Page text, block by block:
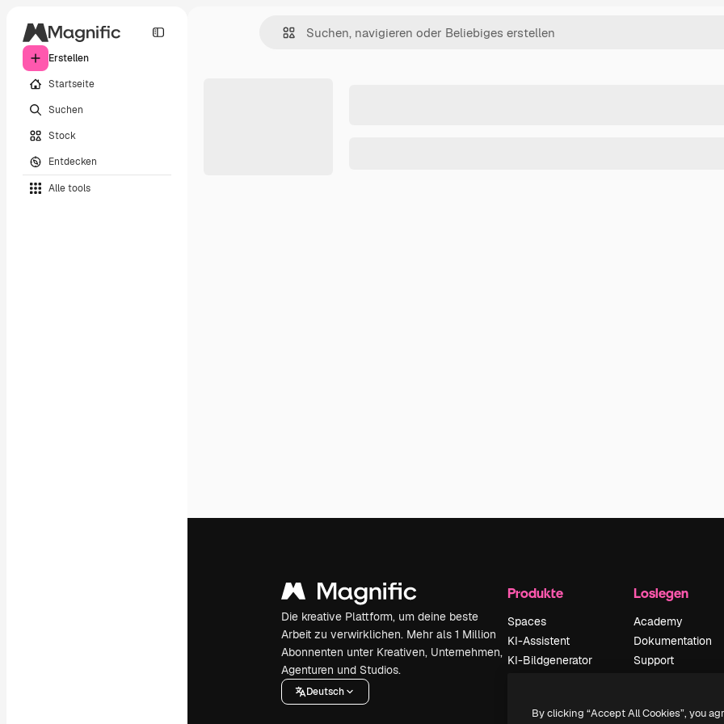
Erstellen
Startseite
Suchen
Stock
Entdecken
Alle tools
Die kreative Plattform, um deine beste
Arbeit zu verwirklichen. Mehr als 1 Million
Abonnenten unter Kreativen, Unternehmen,
Agenturen und Studios.
Deutsch
Produkte
Spaces
KI-Assistent
KI-Bildgenerator
Stimmengenerator
Loslegen
Academy
Dokumentation
Support
Originale Neu
By clicking “Accept All Cookies”, you